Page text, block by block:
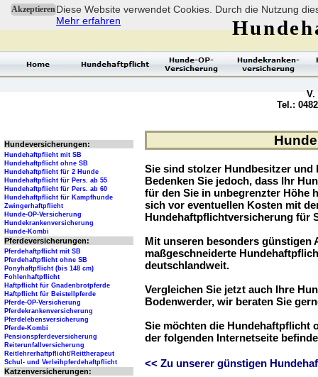
AkzeptierenDiese Website verwendet Cookies. Durch die Nutzung
Mehr erfahren
Sie sind stolzer Hundbesitzer und
Bedenken Sie jedoch, dass Ihr
für den Sie in unbegrenzter Höhe
sich vor eventuellen Kosten mit
Hundehaftpflichtversicherung für
Mit unseren besonders günstigen
maßgeschneiderte
deutschlandweit.
Vergleichen Sie jetzt auch Ihre
Bodenwerder, wir beraten Sie
Sie möchten die Hundehaftpflicht
der folgenden Internetseite
<< Zu unserer günstigen
V.
Tel.:
Hundeversicherungen:
Hundehaftpflicht mit SB
Hundehaftpflicht ohne SB
Hundehaftpflicht für 2 Hunde
Hundehaftpflicht für Pers. ab 55
Hundehaftpflicht für Pers. ab 60
Hundehaftpflicht für Kampfhunde
Zwingerhaftpflicht
Hunde-OP-Versicherung
Hundekrankenversicherung
Hunde-Kombi
Pferdeversicherungen:
Pferdehaftpflicht mit SB
Pferdehaftpflicht ohne SB
Ponyhaftpflicht (bis 148 cm)
Fohlenhaftpflicht
Haftpflicht für Gnadenbrotpferde
Haftpflicht für Beistellpferde
Pferde-OP-Versicherung
Pferdekrankenversicherung
Pferdelebensversicherung
Pferde-Kombi
Pensionspferdeversicherung
Reiterunfallversicherung
Reitlehrerhaftpflicht/Reittherapeut
Schul- und Verleihpferdehaftpflicht
Katzenversicherungen: